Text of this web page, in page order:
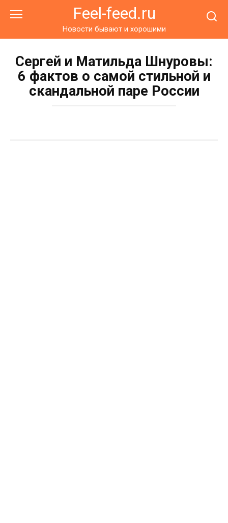
Feel-feed.ru
Новости бывают и хорошими
Сергей и Матильда Шнуровы:
6 фактов о самой стильной и
скандальной паре России